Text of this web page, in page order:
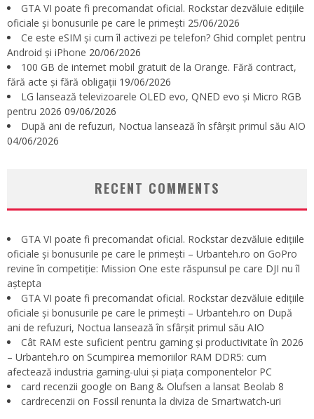
GTA VI poate fi precomandat oficial. Rockstar dezvăluie edițiile
oficiale și bonusurile pe care le primești 25/06/2026
Ce este eSIM și cum îl activezi pe telefon? Ghid complet pentru
Android și iPhone 20/06/2026
100 GB de internet mobil gratuit de la Orange. Fără contract,
fără acte și fără obligații 19/06/2026
LG lansează televizoarele OLED evo, QNED evo și Micro RGB
pentru 2026 09/06/2026
După ani de refuzuri, Noctua lansează în sfârșit primul său AIO
04/06/2026
RECENT COMMENTS
GTA VI poate fi precomandat oficial. Rockstar dezvăluie edițiile
oficiale și bonusurile pe care le primești – Urbanteh.ro on GoPro
revine în competiție: Mission One este răspunsul pe care DJI nu îl
aștepta
GTA VI poate fi precomandat oficial. Rockstar dezvăluie edițiile
oficiale și bonusurile pe care le primești – Urbanteh.ro on După
ani de refuzuri, Noctua lansează în sfârșit primul său AIO
Cât RAM este suficient pentru gaming și productivitate în 2026
– Urbanteh.ro on Scumpirea memoriilor RAM DDR5: cum
afectează industria gaming-ului și piața componentelor PC
card recenzii google on Bang & Olufsen a lansat Beolab 8
cardrecenzii on Fossil renunta la diviza de Smartwatch-uri